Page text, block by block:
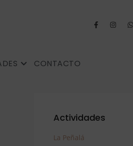
CONTACTO
Actividades
La Peñalá